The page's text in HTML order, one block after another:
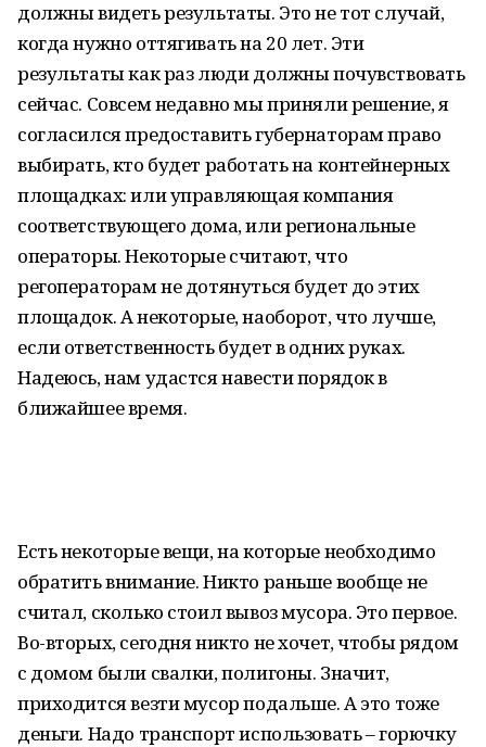
должны видеть результаты. Это не тот случай,
когда нужно оттягивать на 20 лет. Эти
результаты как раз люди должны почувствовать
сейчас. Совсем недавно мы приняли решение, я
согласился предоставить губернаторам право
выбирать, кто будет работать на контейнерных
площадках: или управляющая компания
соответствующего дома, или региональные
операторы. Некоторые считают, что
регоператорам не дотянуться будет до этих
площадок. А некоторые, наоборот, что лучше,
если ответственность будет в одних руках.
Надеюсь, нам удастся навести порядок в
ближайшее время.
Есть некоторые вещи, на которые необходимо
обратить внимание. Никто раньше вообще не
считал, сколько стоил вывоз мусора. Это первое.
Во-вторых, сегодня никто не хочет, чтобы рядом
с домом были свалки, полигоны. Значит,
приходится везти мусор подальше. А это тоже
деньги. Надо транспорт использовать – горючку